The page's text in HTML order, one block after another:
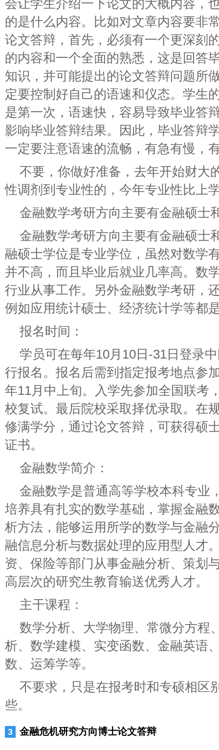
会让学生介绍一下论文的大概内容，
的是什么内容。比如对文章内容要非
论文答辩，首先，必须有一个更深刻
的内容和一个全面的熟悉，这是回答
知识，并可能提出的论文答辩问题所
定要控制好自己的语速和仪态。学生
是第一次，语速快，容易导致毕业答
影响毕业答辩结果。因此，毕业答辩
一定要注意语速的流畅，有急有慢，
不要，你做好准备，去年开始财大
性调剂到专业性的，今年专业性比上
金融数学考研方向主要有金融硕士
金融数学考研方向主要有金融硕士
融硕士学位是专业学位，虽然对数学
并不高，而且毕业后就业几率高。数
行业从事工作。另外金融数学考研，
例如应用统计硕士、经济统计学等都
报名时间：
学员可在每年10月10日-31日登录
行报名。报名后需到指定报考地点参
年11月中上旬。入学先参加全国联考
校复试。最后院校采取择优录取。在
修满学分，通过论文答辩，可获得硕
证书。
金融数学简介：
金融数学是普通高等学校本科专业
培养具有扎实的数学基础，掌握金融
析方法，能够运用所学的数学与金融
融信息分析与数据处理的应用型人才
资、保险等部门从事金融分析、策划
高层次的研究生教育输送优秀人才。
主干课程：
数学分析、大学物理、常微分方程
析、数学建模、实变函数、金融英语
数、运筹学等。
不要求，只是在报考时和专硕相区
些。
金融危机研究方向博士论文答辩